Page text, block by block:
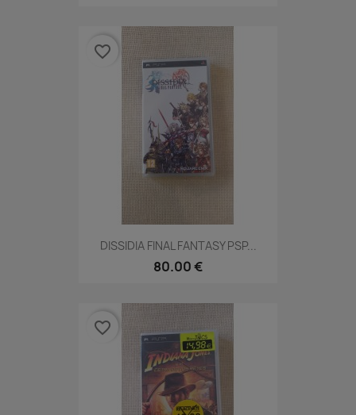
DISSIDIA FINAL FANTASY PSP...
80.00 €
favorite_border
favorite_border